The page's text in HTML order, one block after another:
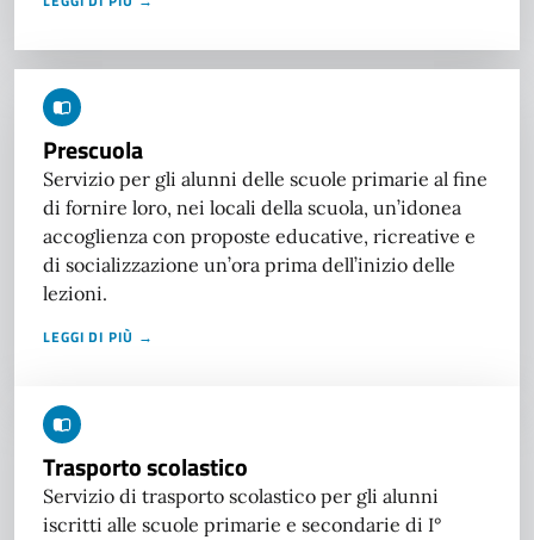
Prescuola
Servizio per gli alunni delle scuole primarie al fine
di fornire loro, nei locali della scuola, un’idonea
accoglienza con proposte educative, ricreative e
di socializzazione un’ora prima dell’inizio delle
lezioni.
LEGGI DI PIÙ →
Trasporto scolastico
Servizio di trasporto scolastico per gli alunni
iscritti alle scuole primarie e secondarie di I°